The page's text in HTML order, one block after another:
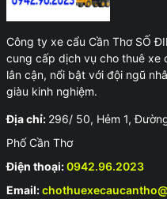
Công ty xe cẩu Cần Thơ SỐ
cung cấp dịch vụ cho thuê xe
lân cận, nổi bật với đội ngũ
giàu kinh nghiệm.
Địa chỉ: 296/ 50, Hẻm 1,
Phố Cần Thơ
Điện thoại:0942.96.2023
Email: